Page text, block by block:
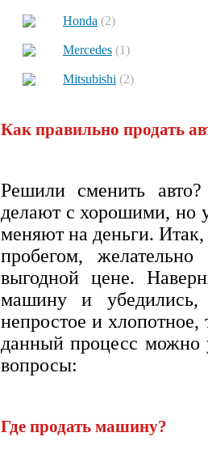
Honda (2)
Mercedes (1)
Mitsubishi (2)
Как правильно продать
Решили сменить
делают с хорошими, но
меняют на деньги.
пробегом,
выгодной цене.
машину и
непростое и хлопотное,
данный процесс можно
вопросы:
Где продать машину?